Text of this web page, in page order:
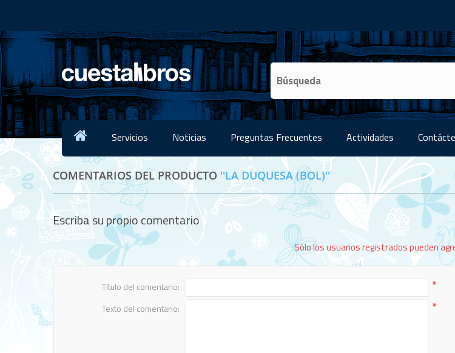
Servicios Noticias Preguntas Frecuentes Actividades
COMENTARIOS DEL PRODUCTO LA DUQUESA (BOL)
Escriba su propio comentario
Sólo los usuarios registrados pueden
Título del comentario: *
Texto del comentario: *